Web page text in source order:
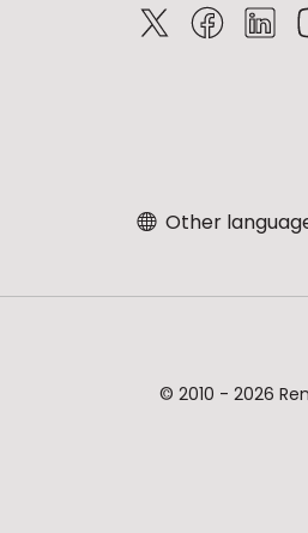
Other
© 2010 - 2026